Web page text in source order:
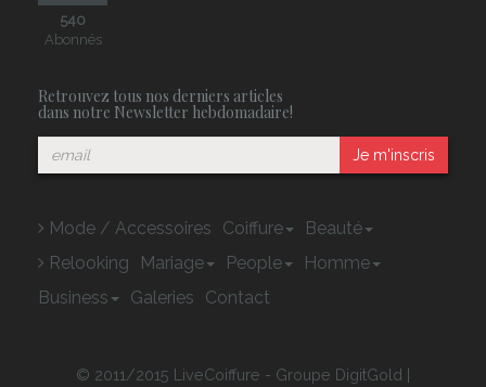
540
Abonnés
Retrouvez tous nos derniers articles
dans notre Newsletter hebdomadaire!
Je m'inscris
Mode / Accessoires Coiffure
Beauté
Relooking
Mariage People
Homme
Business
Galeries Contact
© 2011/2015 LiveCoiffure - Groupe DigitGold |